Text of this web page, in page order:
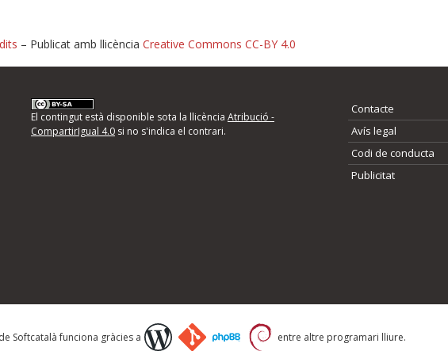
d'errors
següents i descriviu quina és la millora que
– Publicat amb llicència Creative Commons CC-BY 4.0
El contingut està disponible sota la llicència Atribució -
CompartirIgual 4.0si no s'indica el contrari.
Contacte
Avís legal
Codi de conducta
Publicitat
Softcatalà funciona gràcies a entre altre programari lliure.